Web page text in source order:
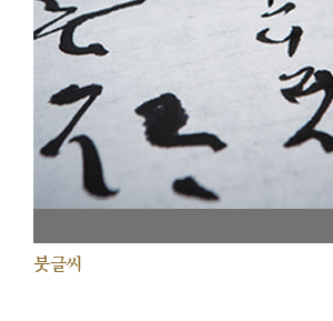
붓글씨